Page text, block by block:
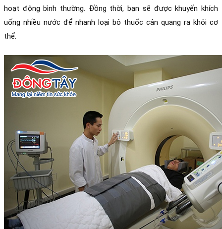
hoạt động bình thường. Đồng thời, bạn sẽ được khuyến khích
uống nhiều nước để nhanh loại bỏ thuốc cản quang ra khỏi cơ
thể.